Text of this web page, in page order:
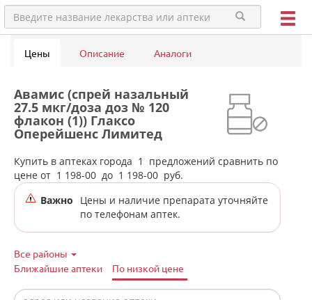
Цены Описание Аналоги
Авамис (спрей назальный
27.5 мкг/доза доз № 120
флакон (1)) Глаксо
Оперейшенс Лимитед
Великобритания в аптеках
города Арти
Купить в аптеках города 1
предложений сравнить по
цене от 1 198-00 до 1 198-00 руб.
Важно
Цены и наличие препарата уточняйте
по телефонам аптек.
Все районы
Ближайшие аптеки
По низкой цене